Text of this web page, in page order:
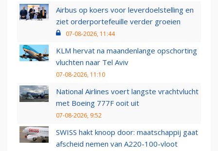
Airbus op koers voor leverdoelstelling en
ziet orderportefeuille verder groeien
07-08-2026, 11:44
KLM hervat na maandenlange opschorting
vluchten naar Tel Aviv
07-08-2026, 11:10
National Airlines voert langste vrachtvlucht
met Boeing 777F ooit uit
07-08-2026, 9:52
SWISS hakt knoop door: maatschappij gaat
afscheid nemen van A220-100-vloot